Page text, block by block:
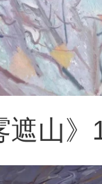
遮山